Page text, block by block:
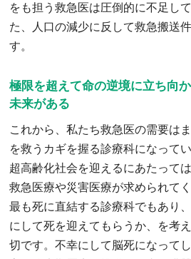
をも担う救急医は圧倒的に不足し
た、人口の減少に反して救急搬送
す。
極限を超えて命の逆境に立ち向
未来がある
これから、私たち救急医の需要は
を救うカギを握る診療科になって
超高齢化社会を迎えるにあたって
救急医療や災害医療が求められて
最も死に直結する診療科でもあり
にして死を迎えてもらうか、を考
切です。不幸にして脳死になって